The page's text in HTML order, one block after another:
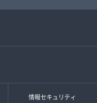
情報セキュリティ